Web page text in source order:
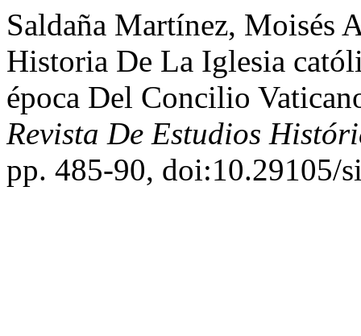
Saldaña Martínez, Moisés
Historia De La Iglesia
época Del Concilio
Revista De Estudios
pp. 485-90, doi:10.29105/